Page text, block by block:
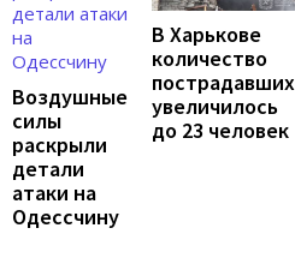
Воздушные
силы
раскрыли
детали
атаки на
Одессчину
В Харькове
количество
пострадавших
увеличилось
до 23 человек